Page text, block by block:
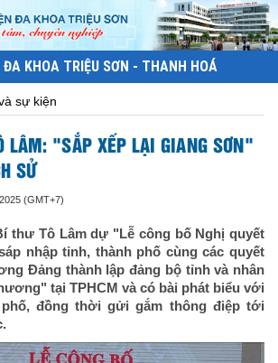
ĐA KHOA TRIỆU SƠN - THANH HOÁ
sự kiện
LÂM: "SẮP XẾP LẠI GIANG SƠN"
SỬ
(GMT+7)
thư Tô Lâm dự "Lễ công bố Nghị quyết
nhập tỉnh, thành phố cùng các quyết
Đảng thành lập đảng bộ tỉnh và nhân
tại TPHCM và có bài phát biểu với
phố, đồng thời gửi gắm thông điệp tới